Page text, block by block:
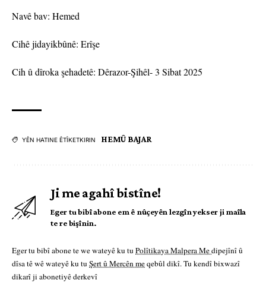
Navê bav: Hemed
Cihê jidayikbûnê: Erîşe
Cih û dîroka şehadetê: Dêrazor-Şihêl- 3 Sibat 2025
YÊN HATINE ÊTÎKETKIRIN HEMÛ BAJAR
Ji me agahî bistîne!
Eger tu bibî abone em ê nûçeyên lezgîn yekser ji maîla
te re bişînin.
Eger tu bibî abone te we wateyê ku tu Polîtikaya Malpera Medipejînî û
dîsa tê wê wateyê ku tu Şert û Mercên meqebûl dikî. Tu kendî bixwazî
dikarî ji abonetiyê derkevî